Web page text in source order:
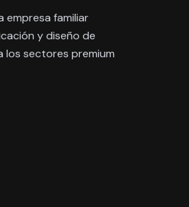
empresa familiar
y diseño de
los sectores premium